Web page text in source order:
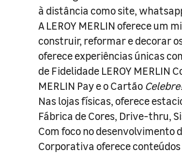
à distância como site,
A LEROY MERLIN oferece um
construir, reformar e decorar
oferece experiências únicas
de Fidelidade LEROY MERLIN
MERLIN Pay e o Cartão
Nas lojas físicas, oferece
Fábrica de Cores, Drive-thru,
Com foco no desenvolvimento
Corporativa oferece